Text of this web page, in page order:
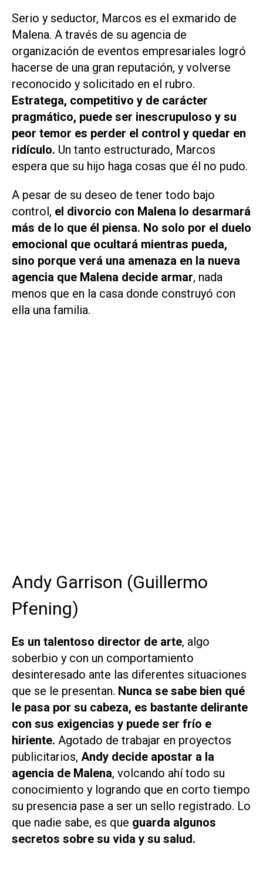
Serio y seductor, Marcos es el exmarido de
Malena. A través de su agencia de
organización de eventos empresariales logró
hacerse de una gran reputación, y volverse
reconocido y solicitado en el rubro.
Estratega, competitivo y de carácter
pragmático, puede ser inescrupuloso y su
peor temor es perder el control y quedar en
ridículo. Un tanto estructurado, Marcos
espera que su hijo haga cosas que él no pudo.
A pesar de su deseo de tener todo bajo
control, el divorcio con Malena lo desarmará
más de lo que él piensa. No solo por el duelo
emocional que ocultará mientras pueda,
sino porque verá una amenaza en la nueva
agencia que Malena decide armar, nada
menos que en la casa donde construyó con
ella una familia.
Andy Garrison (Guillermo
Pfening)
Es un talentoso director de arte, algo
soberbio y con un comportamiento
desinteresado ante las diferentes situaciones
que se le presentan. Nunca se sabe bien qué
le pasa por su cabeza, es bastante delirante
con sus exigencias y puede ser frío e
hiriente. Agotado de trabajar en proyectos
publicitarios, Andy decide apostar a la
agencia de Malena, volcando ahí todo su
conocimiento y logrando que en corto tiempo
su presencia pase a ser un sello registrado. Lo
que nadie sabe, es que guarda algunos
secretos sobre su vida y su salud.